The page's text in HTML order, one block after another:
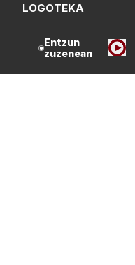
Entzun
zuzenean
LOGOTEKA
Lege Oharrak